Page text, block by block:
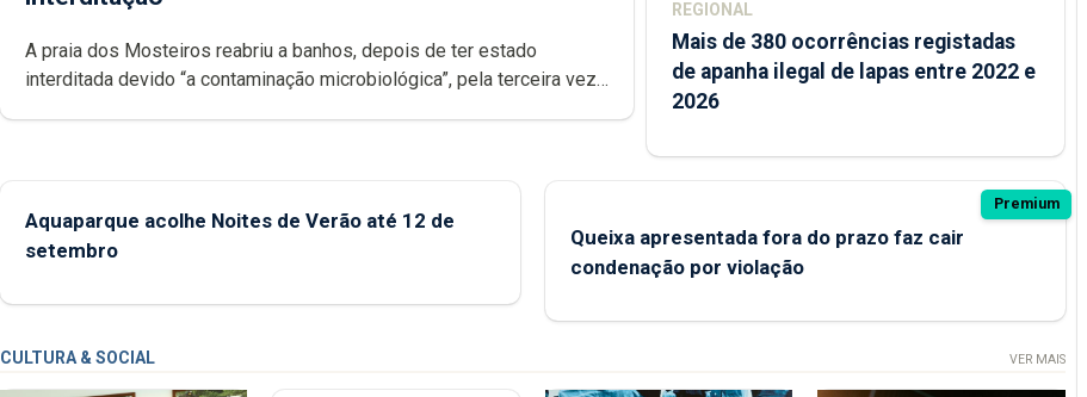
A praia dos Mosteiros reabriu a banhos, depois de ter estado
interditada devido “a contaminação microbiológica”, pela terceira vez
REGIONAL
Mais de 380 ocorrências registadas
de apanha ilegal de lapas entre 2022 e
2026
Aquaparque acolhe Noites de Verão até 12 de
setembro
Premium
Queixa apresentada fora do prazo faz cair
condenação por violação
CULTURA & SOCIAL VER MAIS